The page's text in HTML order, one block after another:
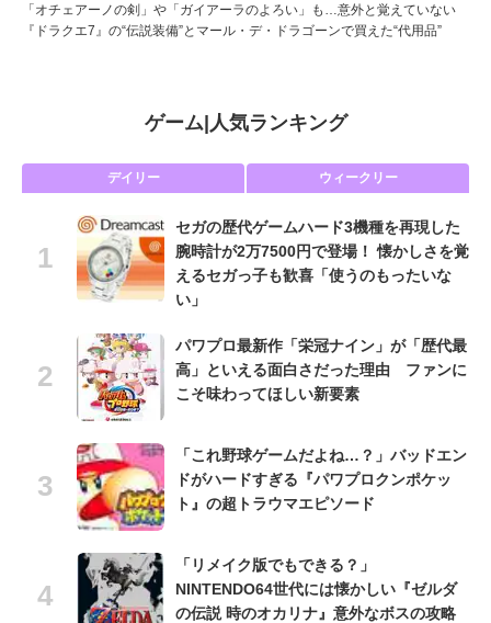
「オチェアーノの剣」や「ガイアーラのよろい」も…意外と覚えていない
『ドラクエ7』の“伝説装備”とマール・デ・ドラゴーンで買えた“代用品”
ゲーム| 人気ランキング
デイリー ウィークリー
セガの歴代ゲームハード3機種を再現した
腕時計が2万7500円で登場！ 懐かしさを覚
えるセガっ子も歓喜「使うのもったいな
い」
パワプロ最新作「栄冠ナイン」が「歴代最
高」といえる面白さだった理由 ファンに
こそ味わってほしい新要素
「これ野球ゲームだよね…？」バッドエン
ドがハードすぎる『パワプロクンポケッ
ト』の超トラウマエピソード
「リメイク版でもできる？」
NINTENDO64世代には懐かしい『ゼルダ
の伝説 時のオカリナ』意外なボスの攻略